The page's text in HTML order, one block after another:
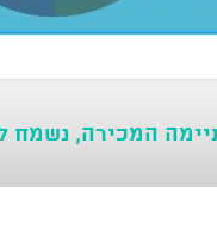
המכירה, נשמח